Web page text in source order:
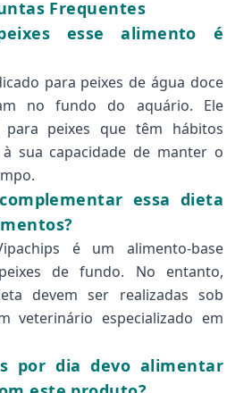
Frequentes
esse alimento é
para peixes de água doce
no fundo do aquário. Ele
peixes que têm hábitos
sua capacidade de manter o
essa dieta
é um alimento-base
de fundo. No entanto,
devem ser realizadas sob
veterinário especializado em
por dia devo alimentar